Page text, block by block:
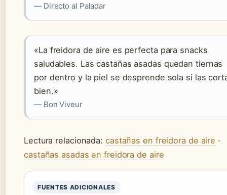
— Directo al Paladar
«La freidora de aire es perfecta para snacks
saludables. Las castañas asadas quedan tiernas
por dentro y la piel se desprende sola si las
bien.»
— Bon Viveur
Lectura relacionada: castañas en freidora de aire ·
castañas asadas en freidora de aire
FUENTES ADICIONALES